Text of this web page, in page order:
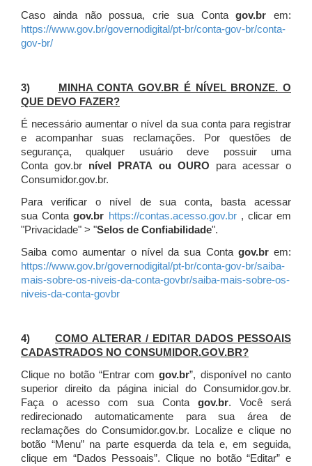
Caso ainda não possua, crie sua Contagov.br em:
https://www.gov.br/governodigital/pt-br/conta-gov-br/conta-
gov-br/
3)
MINHA CONTA GOV.BR É NÍVEL BRONZE. O
QUE DEVO FAZER?
É necessário aumentar o nível da sua conta para registrar
e acompanhar suas reclamações. Por questões de
segurança, qualquer usuário deve possuir uma
Conta gov.br nível PRATA ou OURO para acessar o
Consumidor.gov.br.
Para verificar o nível de sua conta, basta acessar
sua Contagov.br https://contas.acesso.gov.br, clicar em
"Privacidade" > "Selos de Confiabilidade".
Saiba como aumentar o nível da sua Conta gov.brem:
https://www.gov.br/governodigital/pt-br/conta-gov-br/saiba-
mais-sobre-os-niveis-da-conta-govbr/saiba-mais-sobre-os-
niveis-da-conta-govbr
4) COMO ALTERAR / EDITAR DADOS PESSOAIS
CADASTRADOS NO CONSUMIDOR.GOV.BR?
Clique no botão “Entrar comgov.br”, disponível no canto
superior direito da página inicial do Consumidor.gov.br.
Faça o acesso com sua Conta gov.br. Você será
redirecionado automaticamente para sua área de
reclamações do Consumidor.gov.br.
Localize e clique no
botão “Menu” na parte esquerda da tela e, em seguida,
clique em “Dados Pessoais”. Clique no botão “Editar” e